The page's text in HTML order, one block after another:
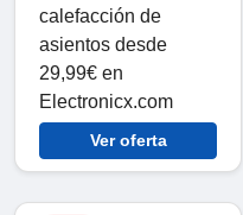
calefacción de
asientos desde
29,99€ en
Electronicx.com
Ver oferta